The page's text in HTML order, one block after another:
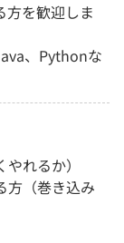
を歓迎しま
、Pythonな
れるか）
方（巻き込み